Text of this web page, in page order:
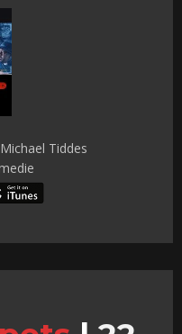
Tiddes